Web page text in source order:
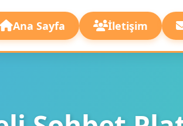
Ana Sayfa İletişim